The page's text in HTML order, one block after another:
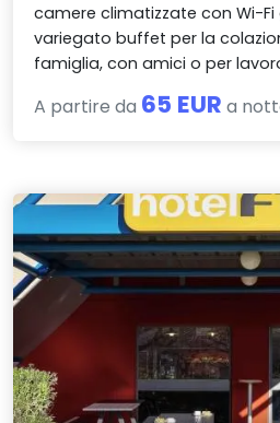
camere climatizzate con Wi-
variegato buffet per la
famiglia, con amici o per
A partire da 65 EUR a